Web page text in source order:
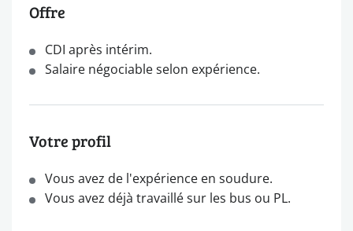
Offre
CDI après intérim.
Salaire négociable selon expérience.
Votre profil
Vous avez de l'expérience en soudure.
Vous avez déjà travaillé sur les bus ou PL.